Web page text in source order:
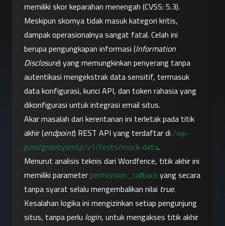
memiliki skor keparahan menengah (CVSS: 5.3).
Meskipun skornya tidak masuk kategori kritis,
dampak operasionalnya sangat fatal. Celah ini
berupa pengungkapan informasi (Information
Disclosure) yang memungkinkan penyerang tanpa
autentikasi mengekstrak data sensitif, termasuk
data konfigurasi, kunci API, dan token rahasia yang
dikonfigurasi untuk integrasi email situs.
Akar masalah dari kerentanan ini terletak pada titik
akhir (endpoint) REST API yang terdaftar di /wp-
json/gravitysmtp/v1/tests/mock-data.
Menurut analisis teknis dari Wordfence, titik akhir ini
memiliki parameter permission_callback yang secara
tanpa syarat selalu mengembalikan nilai true.
Kesalahan logika ini mengizinkan setiap pengunjung
situs, tanpa perlu login, untuk mengakses titik akhir